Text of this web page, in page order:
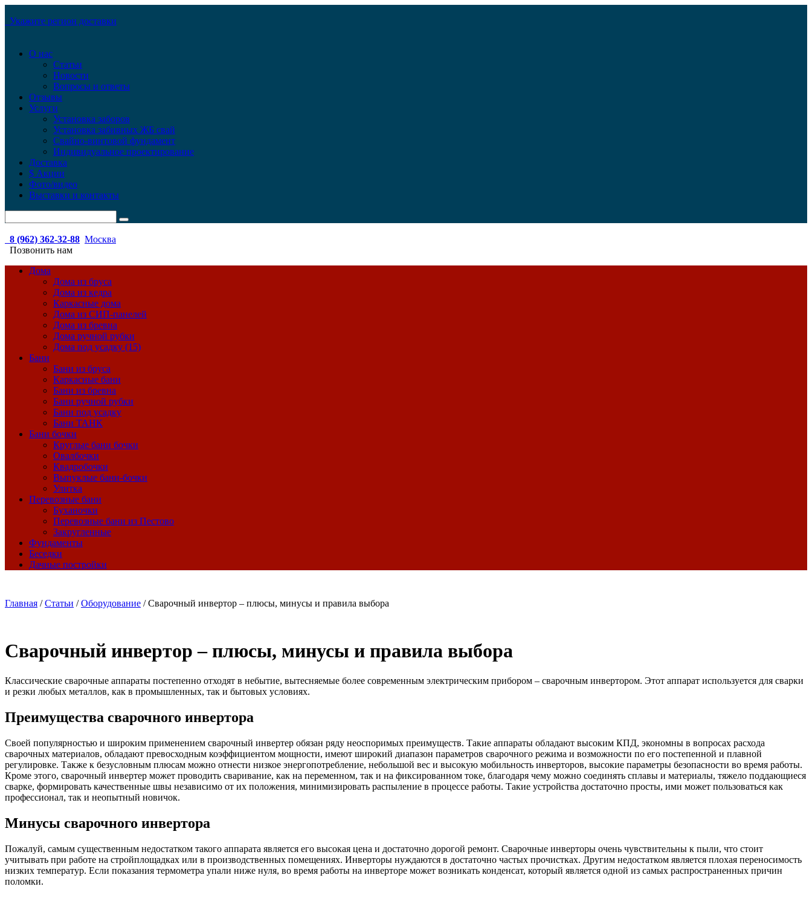
Укажите регион доставки
О нас
Статьи
Новости
Вопросы и ответы
Отзывы
Услуги
Установка заборов
Установка забивных ЖБ свай
Свайно-винтовой фундамент
Индивидуальное проектирование
Доставка
$ Акции
Фото/видео
Выставки и контакты
8 (962) 362-32-88 Москва
Позвонить нам
Дома
Дома из бруса
Дома из кедра
Каркасные дома
Дома из СИП-панелей
Дома из бревна
Дома ручной рубки
Дома под усадку (15)
Бани
Бани из бруса
Каркасные бани
Бани из бревна
Бани ручной рубки
Бани под усадку
Бани ТАНК
Бани бочки
Круглые бани бочки
Овалбочки
Квадробочки
Выпуклые бани-бочки
Улитка
Перевозные бани
Буханочки
Перевозные бани из Пестово
Закругленные
Фундаменты
Беседки
Дачные постройки
Главная /Статьи /Оборудование /Сварочный инвертор – плюсы, минусы и правила выбора
Сварочный инвертор – плюсы, минусы и правила выбора
Классические сварочные аппараты постепенно отходят в небытие, вытесняемые более современным электрическим прибором – сварочным инвертором. Этот аппарат используется для сварки
и резки любых металлов, как в промышленных, так и бытовых условиях.
Преимущества сварочного инвертора
Своей популярностью и широким применением сварочный инвертер обязан ряду неоспоримых преимуществ. Такие аппараты обладают высоким КПД, экономны в вопросах расхода
сварочных материалов, обладают превосходным коэффициентом мощности, имеют широкий диапазон параметров сварочного режима и возможности по его постепенной и плавной
регулировке. Также к безусловным плюсам можно отнести низкое энергопотребление, небольшой вес и высокую мобильность инверторов, высокие параметры безопасности во время работы.
Кроме этого, сварочный инвертер может проводить сваривание, как на переменном, так и на фиксированном токе, благодаря чему можно соединять сплавы и материалы, тяжело поддающиеся
сварке, формировать качественные швы независимо от их положения, минимизировать распыление в процессе работы. Такие устройства достаточно просты, ими может пользоваться как
профессионал, так и неопытный новичок.
Минусы сварочного инвертора
Пожалуй, самым существенным недостатком такого аппарата является его высокая цена и достаточно дорогой ремонт. Сварочные инверторы очень чувствительны к пыли, что стоит
учитывать при работе на стройплощадках или в производственных помещениях. Инверторы нуждаются в достаточно частых прочистках. Другим недостатком является плохая переносимость
низких температур. Если показания термометра упали ниже нуля, во время работы на инверторе может возникать конденсат, который является одной из самых распространенных причин
поломки.